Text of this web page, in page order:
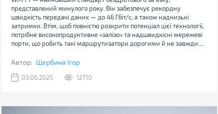
представлений минулого року. Він забезпечує рекордну
швидкість передачі даних — до 46 Гбіт/с, а також наднизькі
затримки. Втім, щоб повністю розкрити потенціал цієї технології,
потрібне високопродуктивне «залізо» та надшвидкісні мережеві
порти, що робить такі маршрутизатори дорогими й не завжди
Автор: Щербина Ігор
03.06.2025 12710